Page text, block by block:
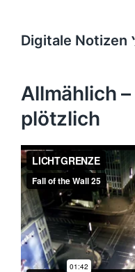
Digitale Notizen
Allmählich
plötzlich